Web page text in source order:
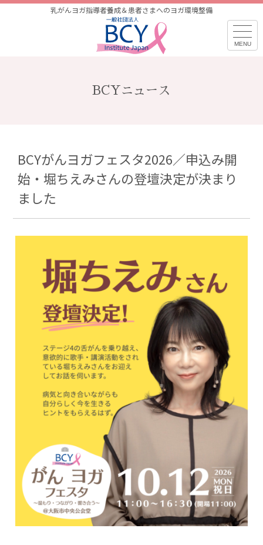
乳がんヨガ指導者養成＆患者さまへのヨガ環境整備
BCYニュース
BCYがんヨガフェスタ2026／申込み開
始・堀ちえみさんの登壇決定が決まり
ました